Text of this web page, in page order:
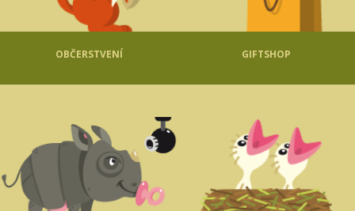
OBČERSTVENÍ GIFTSHOP